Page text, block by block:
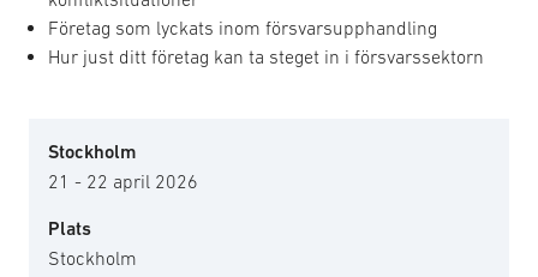
Företag som lyckats inom försvarsupphandling
Hur just ditt företag kan ta steget in i försvarssektorn
Stockholm
21 - 22 april 2026
Plats
Stockholm